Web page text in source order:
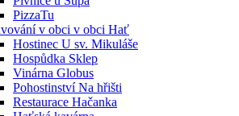
PizzaTu
v obci v obci Hať
Hostinec U sv. Mikuláše
Hospůdka Sklep
Vinárna Globus
Pohostinství Na hřišti
Restaurace Hačanka